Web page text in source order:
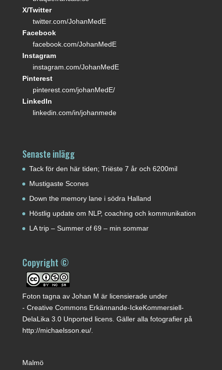
X/Twitter
twitter.com/JohanMedE
Facebook
facebook.com/JohanMedE
Instagram
instagram.com/JohanMedE
Pinterest
pinterest.com/johanMedE/
LinkedIn
linkedin.com/in/johanmede
Senaste inlägg
Tack för den här tiden; Triëste 7 år och 6200mil
Mustigaste Scones
Down the memory lane i södra Halland
Höstlig update om NLP, coaching och kommunikation
LA trip – Summer of 69 – min sommar
Copyright ©
Foton tagna av Johan M är licensierade under
- Creative Commons Erkännande-IckeKommersiell-
DelaLika 3.0 Unported licens. Gäller alla fotografier på
http://michaelsson.eu/.
Malmö